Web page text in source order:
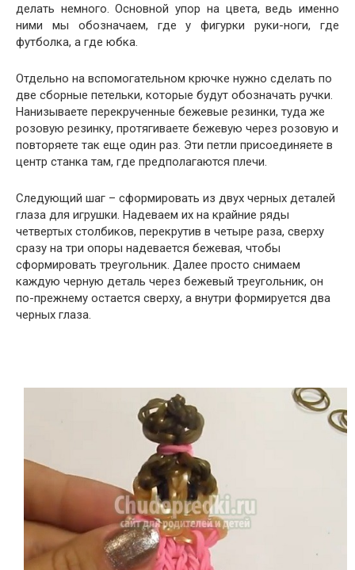
делать немного. Основной упор на цвета, ведь именно
ними мы обозначаем, где у фигурки руки-ноги, где
футболка, а где юбка.
Отдельно на вспомогательном крючке нужно сделать по
две сборные петельки, которые будут обозначать ручки.
Нанизываете перекрученные бежевые резинки, туда же
розовую резинку, протягиваете бежевую через розовую и
повторяете так еще один раз. Эти петли присоединяете в
центр станка там, где предполагаются плечи.
Следующий шаг – сформировать из двух черных деталей
глаза для игрушки. Надеваем их на крайние ряды
четвертых столбиков, перекрутив в четыре раза, сверху
сразу на три опоры надевается бежевая, чтобы
сформировать треугольник. Далее просто снимаем
каждую черную деталь через бежевый треугольник, он
по-прежнему остается сверху, а внутри формируется два
черных глаза.